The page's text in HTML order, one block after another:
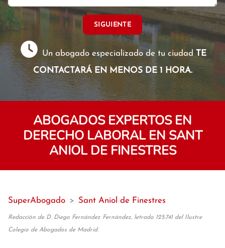
SIGUIENTE
Un abogado especializado de tu ciudad TE
CONTACTARÁ EN MENOS DE 1 HORA.
ABOGADOS EXPERTOS EN
DERECHO LABORAL EN SANT
ANIOL DE FINESTRES
SuperAbogado > Sant Aniol de Finestres
Redacción de D. Diego Fernández Fernández, letrado 125.741 del Ilustre
Colegio de Abogados de Madrid.